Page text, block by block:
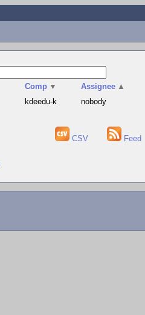
Comp ▼ Assignee ▲
kdeedu-k nobody
CSV Feed